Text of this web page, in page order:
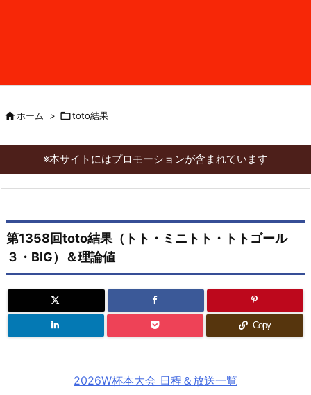
ホーム > toto結果
※本サイトにはプロモーションが含まれています
第1358回toto結果（トト・ミニトト・トトゴール
３・BIG）＆理論値
Copy
2026W杯本大会 日程＆放送一覧